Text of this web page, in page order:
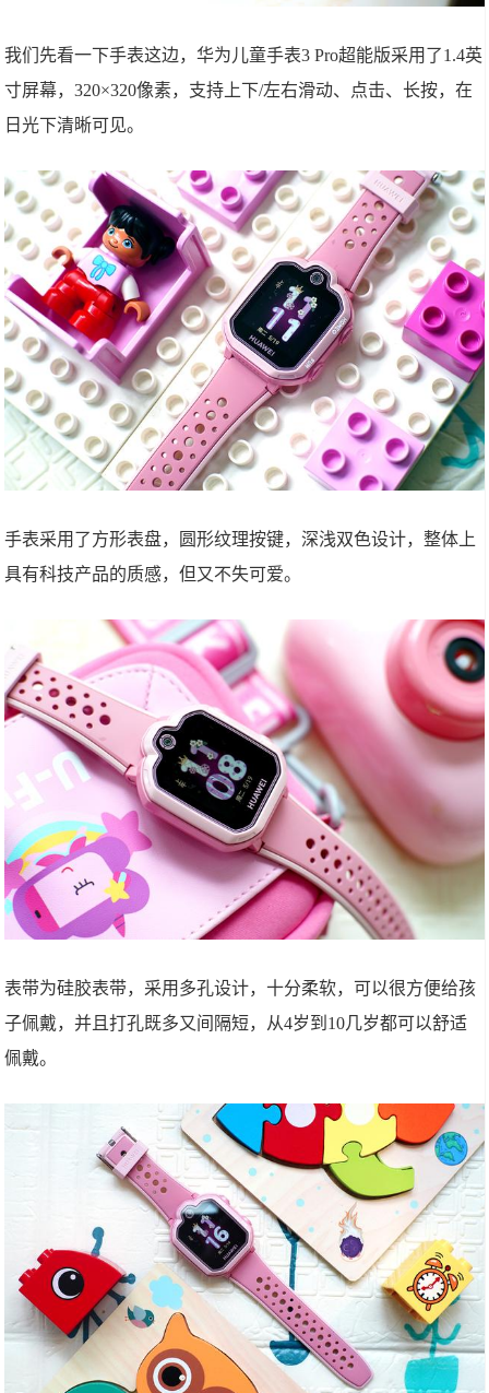
我们先看一下手表这边，华为儿童手表3 Pro超能版采用了1.4英
寸屏幕，320×320像素，支持上下/左右滑动、点击、长按，在
日光下清晰可见。
手表采用了方形表盘，圆形纹理按键，深浅双色设计，整体上
具有科技产品的质感，但又不失可爱。
表带为硅胶表带，采用多孔设计，十分柔软，可以很方便给孩
子佩戴，并且打孔既多又间隔短，从4岁到10几岁都可以舒适
佩戴。